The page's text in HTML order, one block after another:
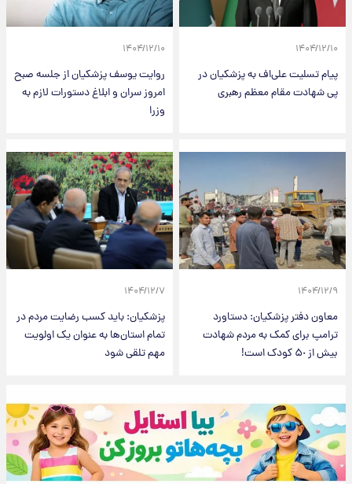
۱۴۰۴/۱۲/۱۰
پیام تسلیت علی‌اف به پزشکیان در
پی شهادت مقام معظم رهبری
۱۴۰۴/۱۲/۱۰
روایت یوسف پزشکیان از جلسه صبح
امروز سران و ابلاغ دستورات لازم به
وزرا
۱۴۰۴/۱۲/۹
معاون دفتر پزشکیان: دستاورد
ترامپ برای کمک به مردم شهادت
بیش از ۵٠ کودک است!
۱۴۰۴/۱۲/۷
پزشکیان: باید کسب رضایت مردم در
تمام استان‌ها به عنوان یک اولویت
مهم تلقی شود